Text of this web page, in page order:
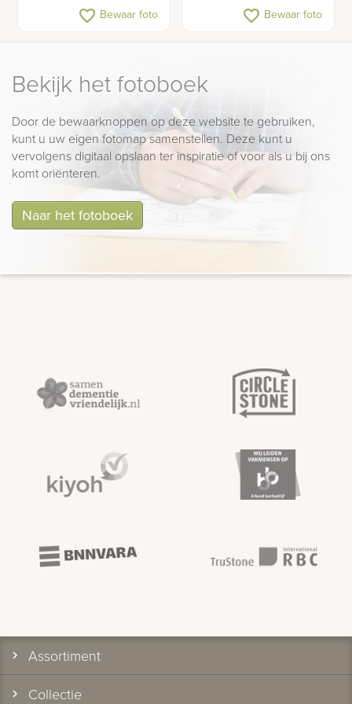
Gedenkteken met hart
favorite_border Bewaar foto
Grafmonument tempel
met pilarenfavorite_border Bewaar foto
Bekijk het fotoboek
Door de bewaarknoppen op deze website te gebruiken,
kunt u uw eigen fotomap samenstellen. Deze kunt u
vervolgens digitaal opslaan ter inspiratie of voor als u bij ons
komt oriënteren.
Naar het fotoboek
Assortiment
Collectie